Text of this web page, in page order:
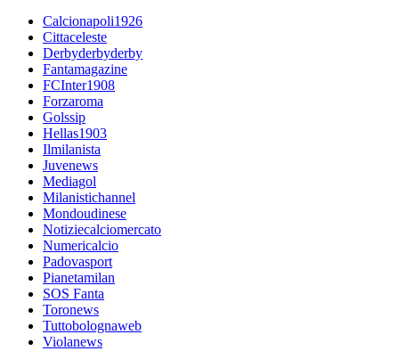
Calcionapoli1926
Cittaceleste
Derbyderbyderby
Fantamagazine
FCInter1908
Forzaroma
Golssip
Hellas1903
Ilmilanista
Juvenews
Mediagol
Milanistichannel
Mondoudinese
Notiziecalciomercato
Numericalcio
Padovasport
Pianetamilan
SOS Fanta
Toronews
Tuttobolognaweb
Violanews